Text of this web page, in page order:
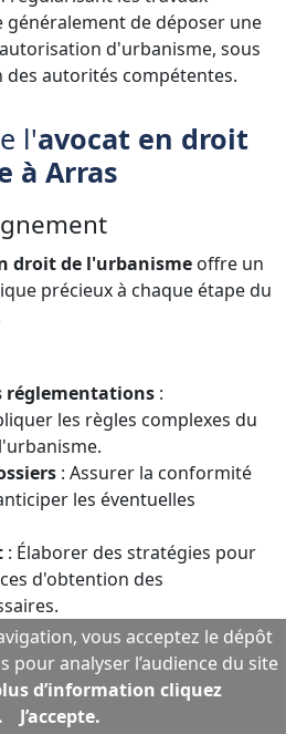
généralement de déposer une
d'urbanisme, sous
des autorités compétentes.
l'avocat en droit
à Arras
droit de l'urbanisme offre un
précieux à chaque étape du
:
les règles complexes du
: Assurer la conformité
les éventuelles
: Élaborer des stratégies pour
d'obtention des
représente ses clients devant
vous acceptez le dépôt
pour analyser l’audience du site
d’information cliquez
J’accepte.